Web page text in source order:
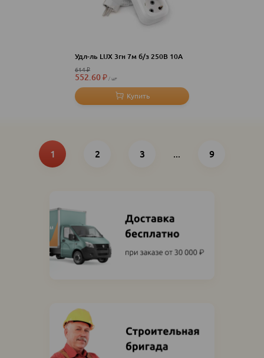
Удл-ль LUX 3гн 7м б/з 250В 10А
614₽
552.60₽ шт
Нумерация
страниц
Текущая
страница
1 2 3 ...
страница
9